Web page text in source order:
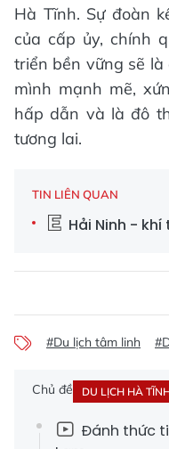
Hà Tĩnh. Sự đoàn
của cấp ủy, chính
triển bền vững sẽ là
mình mạnh mẽ,
hấp dẫn và là đô
tương lai.
TIN LIÊN QUAN
Hải Ninh -
#Du lịch tâm linh
Chủ đề DU LỊCH HÀ
Đánh thức